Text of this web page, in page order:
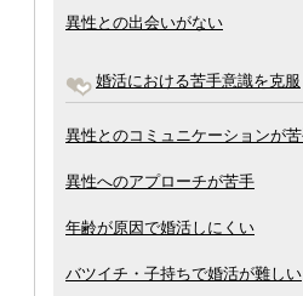
異性との出会いがない
婚活における苦手意識を克服
異性とのコミュニケーションが
異性へのアプローチが苦手
年齢が原因で婚活しにくい
バツイチ・子持ちで婚活が難しい